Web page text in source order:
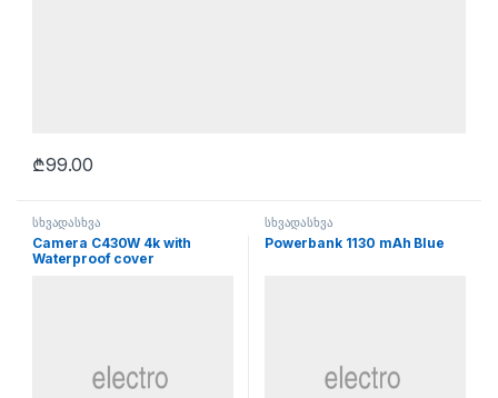
₾99.00
სხვადასხვა
Camera C430W 4k with
Waterproof cover
სხვადასხვა
Powerbank 1130 mAh Blue